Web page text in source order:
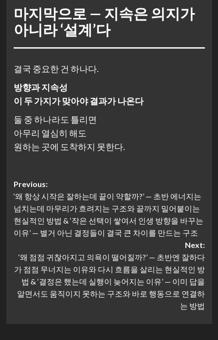
마지막으로 — 지속은 의지가
아니라 ‘설계’다
결국 중요한 건 하나다.
방향과 지속성
이 두 가지가 맞아야 결과가 나온다
둘 중 하나라도 틀리면
아무리 열심히 해도
원하는 곳에 도착하지 못한다.
Post
navigation
Previous:
‘왜 항상 시작은 잘하는데 끝이 약할까?’ — 초반 에너지는
넘치는데 마무리가 흐려지는 구조와 끝까지 밀어붙이는
현실적인 방법 & ‘작은 선택이 쌓여서 인생 방향을 바꾸는
이유’ — 별거 아닌 결정들이 결국 큰 차이를 만드는 구조
Next:
‘왜 점점 귀찮아지고 의욕이 떨어질까?’ — 초반엔 잘하다
가 점점 무너지는 이유와 다시 흐름을 살리는 현실적인 방
법 & ‘결정은 했는데 실행이 늦어지는 이유’ — 이미 답을
알면서도 움직이지 못하는 구조와 바로 행동으로 연결하
는 방법